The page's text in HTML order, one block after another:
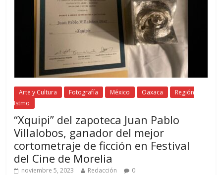
Arte y Cultura Fotografía México Oaxaca
Región
Istmo
“Xquipi” del zapoteca Juan Pablo
Villalobos, ganador del mejor
cortometraje de ficción en Festival
del Cine de Morelia
noviembre 5, 2023 Redacción 0